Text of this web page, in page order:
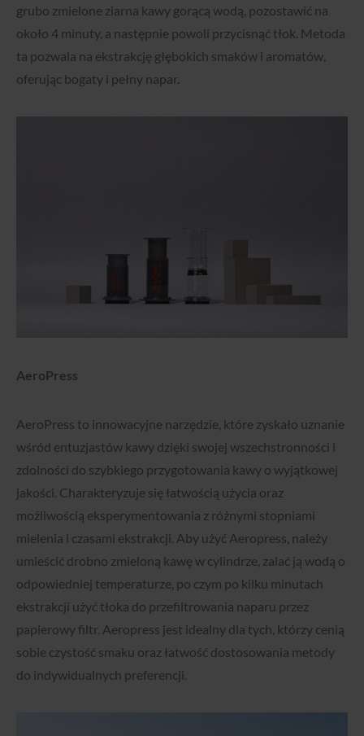
grubo zmielone ziarna kawy gorącą wodą, pozostawić na
około 4 minuty, a następnie powoli przycisnąć tłok. Metoda
ta pozwala na ekstrakcję głębokich smaków i aromatów,
oferując bogaty i pełny napar.
AeroPress
AeroPress to innowacyjne narzędzie, które zyskało uznanie
wśród entuzjastów kawy dzięki swojej wszechstronności i
zdolności do szybkiego przygotowania kawy o wyjątkowej
jakości. Charakteryzuje się łatwością użycia oraz
możliwością eksperymentowania z różnymi stopniami
mielenia i czasami ekstrakcji. Aby użyć Aeropress, należy
umieścić drobno zmieloną kawę w cylindrze, zalać ją wodą o
odpowiedniej temperaturze, po czym po kilku minutach
ekstrakcji użyć tłoka do przefiltrowania naparu przez
papierowy filtr. Aeropress jest idealny dla tych, którzy cenią
sobie czystość smaku oraz łatwość dostosowania metody
do indywidualnych preferencji.